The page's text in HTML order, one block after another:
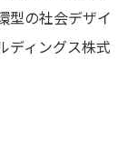
型の社会デザイ
ディングス株式